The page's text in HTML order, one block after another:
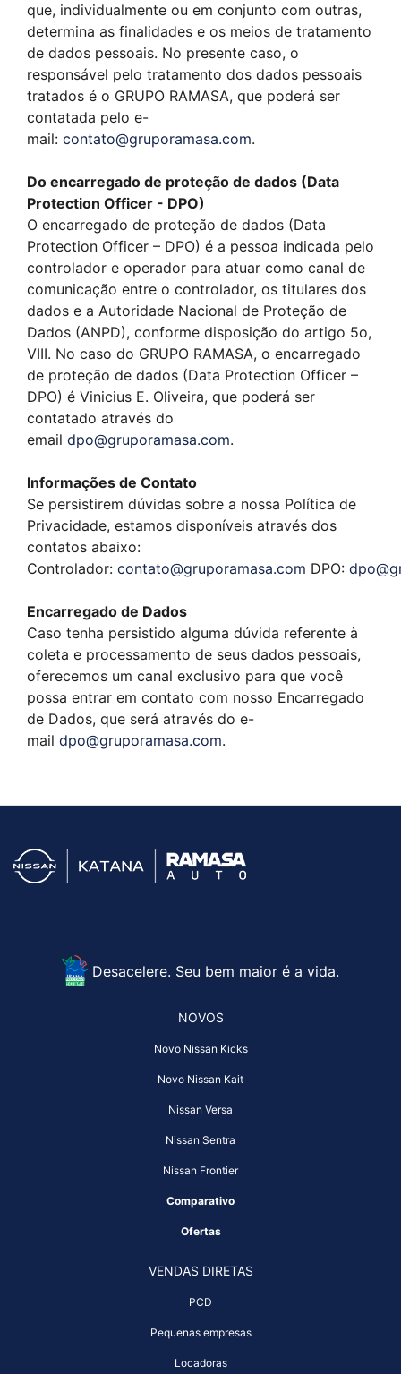
que, individualmente ou em conjunto com outras,
determina as finalidades e os meios de tratamento
de dados pessoais. No presente caso, o
responsável pelo tratamento dos dados pessoais
tratados é o GRUPO RAMASA, que poderá ser
contatada pelo e-
mail: contato@gruporamasa.com.
Do encarregado de proteção de dados (Data
Protection Officer - DPO)
O encarregado de proteção de dados (Data
Protection Officer – DPO) é a pessoa indicada pelo
controlador e operador para atuar como canal de
comunicação entre o controlador, os titulares dos
dados e a Autoridade Nacional de Proteção de
Dados (ANPD), conforme disposição do artigo 5o,
VIII. No caso do GRUPO RAMASA, o encarregado
de proteção de dados (Data Protection Officer –
DPO) é Vinicius E. Oliveira, que poderá ser
contatado através do
email dpo@gruporamasa.com.
Informações de Contato
Se persistirem dúvidas sobre a nossa Política de
Privacidade, estamos disponíveis através dos
contatos abaixo:
Controlador: contato@gruporamasa.com DPO:
Encarregado de Dados
Caso tenha persistido alguma dúvida referente à
coleta e processamento de seus dados pessoais,
oferecemos um canal exclusivo para que você
possa entrar em contato com nosso Encarregado
de Dados, que será através do e-
mail dpo@gruporamasa.com.
Desacelere. Seu bem maior é a vida.
NOVOS
Novo Nissan Kicks
Novo Nissan Kait
Nissan Versa
Nissan Sentra
Nissan Frontier
Comparativo
Ofertas
VENDAS DIRETAS
PCD
Pequenas empresas
Locadoras